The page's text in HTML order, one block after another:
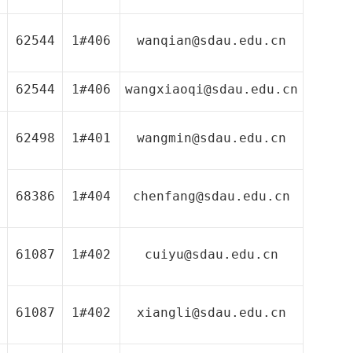
62544 1#406 wanqian@sdau.edu.cn
62544 1#406 wangxiaoqi@sdau.edu.cn
62498 1#401 wangmin@sdau.edu.cn
68386 1#404 chenfang@sdau.edu.cn
61087 1#402 cuiyu@sdau.edu.cn
61087 1#402 xiangli@sdau.edu.cn